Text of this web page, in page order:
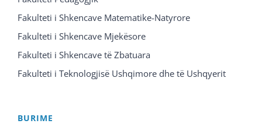
Fakulteti i Shkencave Matematike-Natyrore
Fakulteti i Shkencave Mjekësore
Fakulteti i Shkencave të Zbatuara
Fakulteti i Teknologjisë Ushqimore dhe të Ushqyerit
BURIME